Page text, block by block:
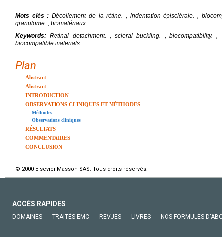
Mots clés :Décollement de la rétine. , indentation épisclérale. ,
granulome. , biomatériaux.
Keywords:Retinal detachment. , scleral buckling. , biocompatibility.
biocompatible materials.
Plan
Abstract
Abstract
INTRODUCTION
OBSERVATIONS CLINIQUES ET MÉTHODES
Méthodes
Observations cliniques
RÉSULTATS
COMMENTAIRES
CONCLUSION
© 2000 Elsevier Masson SAS. Tous droits réservés.
ACCÈS RAPIDES
DOMAINES TRAITÉS EMC REVUES LIVRES NOS FORMULES